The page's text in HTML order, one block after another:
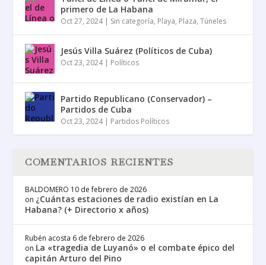
primero de La Habana
Oct 27, 2024| Sin categoría, Playa, Plaza,Túneles
Jesús Villa Suárez (Políticos de Cuba)
Oct 23, 2024| Políticos
Partido Republicano (Conservador) –
Partidos de Cuba
Oct 23, 2024| Partidos Políticos
COMENTARIOS RECIENTES
BALDOMERO 10 de febrero de 2026
on ¿Cuántas estaciones de radio existían en La
Habana? (+ Directorio x años)
Rubén acosta 6 de febrero de 2026
on La «tragedia de Luyanó» o el combate épico del
capitán Arturo del Pino